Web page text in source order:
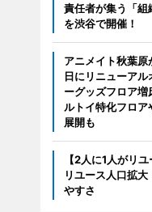
責任者が集う「組
を渋谷で開催！
アニメイト秋葉
日にリニューア
ーグッズフロア
ルトイ特化フロ
展開も
【2人に1人がリ
リユース人口拡
やすさ